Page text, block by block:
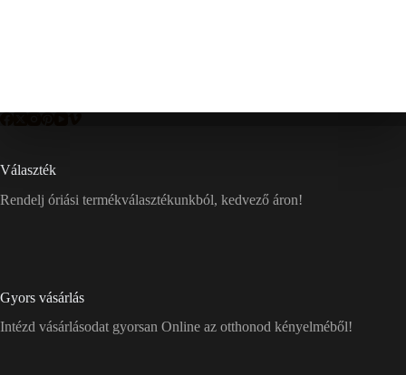
Választék
Rendelj óriási termékválasztékunkból, kedvező áron!
Gyors vásárlás
Intézd vásárlásodat gyorsan Online az otthonod kényelméből!